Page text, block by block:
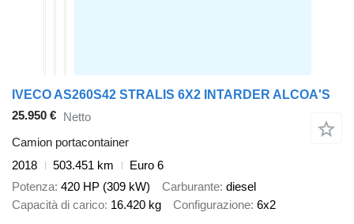
IVECO AS260S42 STRALIS 6X2 INTARDER ALCOA'S
25.950 € Netto
Camion portacontainer
2018
503.451 km
Euro 6
Potenza 420 HP (309 kW) Carburante diesel
Capacità di carico 16.420 kg Configurazione 6x2